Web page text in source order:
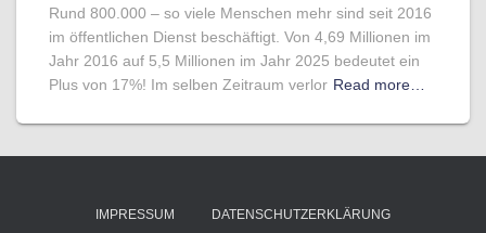
Rund 800.000 – so viele Menschen mehr sind seit 2016
im öffentlichen Dienst beschäftigt. Von 4,69 Millionen im
Jahr 2016 auf 5,5 Millionen im Jahr 2025 bedeutet ein
Plus von 17%! Im selben Zeitraum verlor Read more…
IMPRESSUM DATENSCHUTZERKLÄRUNG